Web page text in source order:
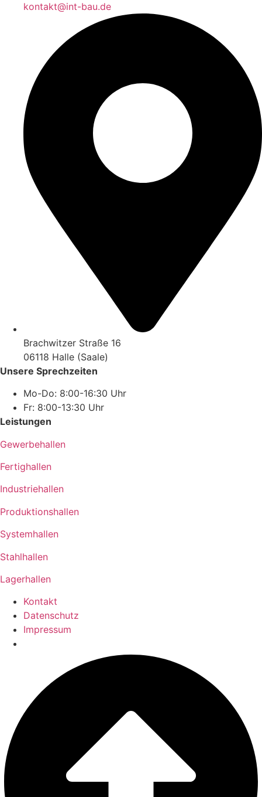
kontakt@int-bau.de
Brachwitzer Straße 16
06118 Halle (Saale)
Unsere Sprechzeiten
Mo-Do: 8:00-16:30 Uhr
Fr: 8:00-13:30 Uhr
Leistungen
Gewerbehallen
Fertighallen
Industriehallen
Produktionshallen
Systemhallen
Stahlhallen
Lagerhallen
Kontakt
Datenschutz
Impressum